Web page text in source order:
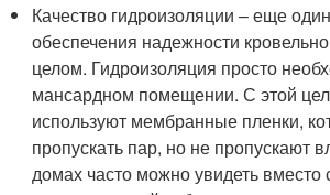
Качество гидроизоляции – еще
обеспечения надежности
целом. Гидроизоляция просто
мансардном помещении. С этой
используют мембранные пленки,
пропускать пар, но не пропускают
домах часто можно увидеть вместо